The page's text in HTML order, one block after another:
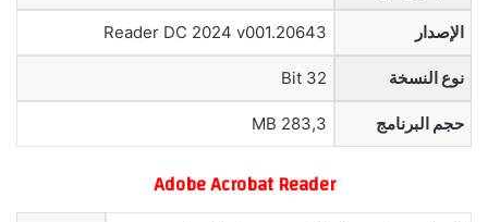
الإصدار Reader DC 2024 v001.20643
نوع النسخة 32 Bit
حجم البرنامج 283,3 MB
Adobe Acrobat Reader